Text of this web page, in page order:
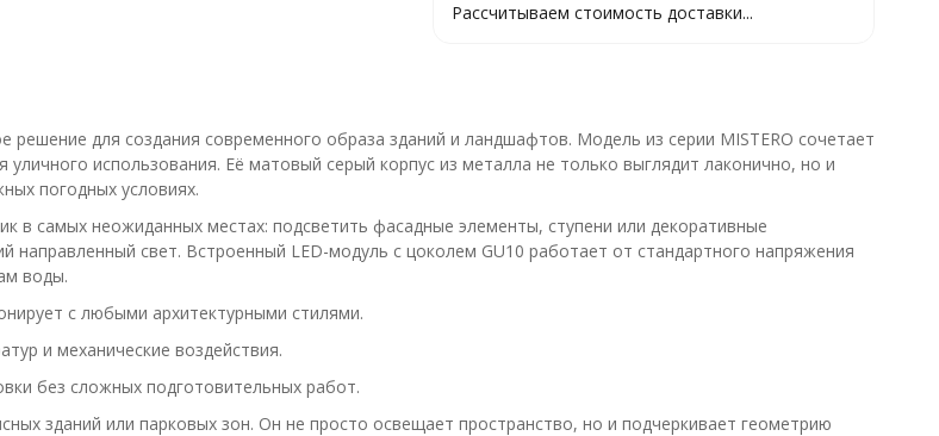
Рассчитываем стоимость доставки...
для создания современного образа зданий и ландшафтов. Модель из серии MISTERO сочетает
использования. Её матовый серый корпус из металла не только выглядит лаконично, но и
погодных условиях.
в самых неожиданных местах: подсветить фасадные элементы, ступени или декоративные
свет. Встроенный LED-модуль с цоколем GU10 работает от стандартного напряжения
воды.
с любыми архитектурными стилями.
и механические воздействия.
без сложных подготовительных работ.
зданий или парковых зон. Он не просто освещает пространство, но и подчеркивает геометрию